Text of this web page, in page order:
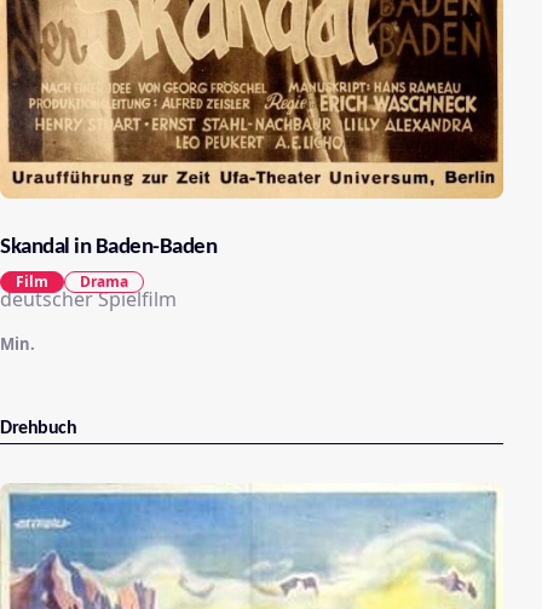
Skandal in Baden-Baden
deutscher Spielfilm
Min.
Film Drama
Drehbuch